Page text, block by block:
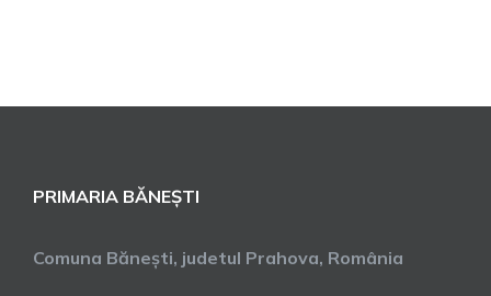
PRIMARIA BĂNEȘTI
Comuna Bănești, judetul Prahova, România